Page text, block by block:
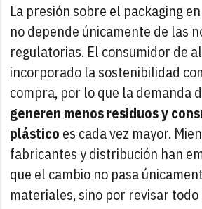
La presión sobre el packaging
no depende únicamente de las
regulatorias. El consumidor de
incorporado la sostenibilidad
compra, por lo que la demanda
generen menos residuos y
plástico es cada vez mayor.
fabricantes y distribución han
que el cambio no pasa
materiales, sino por revisar todo